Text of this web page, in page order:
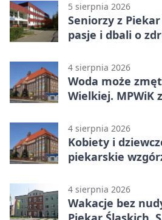
5 sierpnia 2026
Seniorzy z
pasje i dbali o
4 sierpnia 2026
Woda może
Wielkiej. MPWiK
4 sierpnia 2026
Kobiety i
piekarskie
4 sierpnia 2026
Wakacje bez